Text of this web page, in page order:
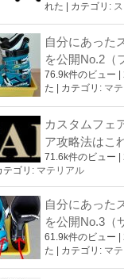
れた
カテゴリ:
自分にあった
を公開No.2（
76.9k件のビュー
た
カテゴリ: マ
カスタムフェ
ア攻略法はこ
71.6k件のビュー |
テゴリ: マテリアル
自分にあった
を公開No.3（
61.9k件のビュー |
た | カテゴリ: マ